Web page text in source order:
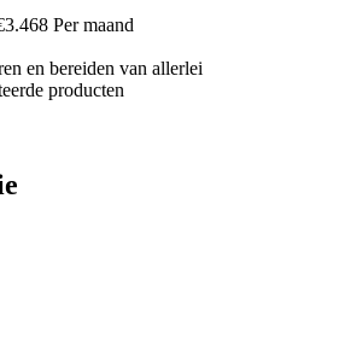
Per maand
en bereiden van allerlei
producten